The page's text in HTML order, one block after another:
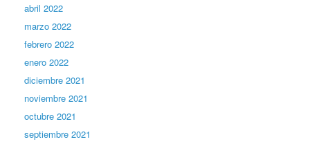
abril 2022
marzo 2022
febrero 2022
enero 2022
diciembre 2021
noviembre 2021
octubre 2021
septiembre 2021